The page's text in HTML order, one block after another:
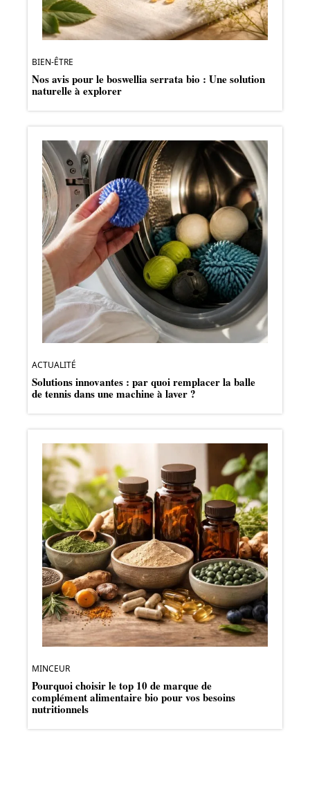
BIEN-ÊTRE
Nos avis pour le boswellia serrata bio : Une solution
naturelle à explorer
ACTUALITÉ
Solutions innovantes : par quoi remplacer la balle
de tennis dans une machine à laver ?
MINCEUR
Pourquoi choisir le top 10 de marque de
complément alimentaire bio pour vos besoins
nutritionnels